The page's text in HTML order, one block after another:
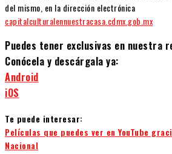
del mismo, en la dirección electrónica
capitalculturalennuestracasa.cdmx.gob.mx
Puedes tener exclusivas en nuestra
Conócela y descárgala ya:
Android
iOS
Te puede interesar:
Películas que puedes ver en YouTube
Nacional